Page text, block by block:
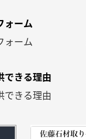
ォーム
ォーム
できる理由
できる理由